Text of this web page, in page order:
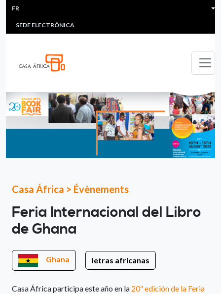
Aller au contenu principal
HEADER MENU
MULTIMEDIA
SEDE ELECTRÓNICA
FR
Casa África > Évènements
Feria Internacional del Libro
de Ghana
Ghana letras africanas
Casa África participa este año en la 20ª edición de la Feria